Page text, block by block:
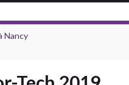
Nancy